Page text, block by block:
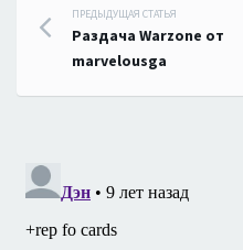
Навигация
по
записям
ПРЕДЫДУЩАЯ СТАТЬЯ
Раздача Warzone от
marvelousga